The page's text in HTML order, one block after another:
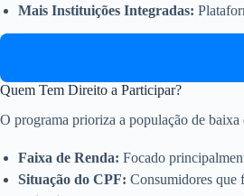
Mais Instituições Integradas:
Quem Tem Direito a Participar?
O programa prioriza a população de
Faixa de Renda: Focado
Situação do CPF: Consumidores que